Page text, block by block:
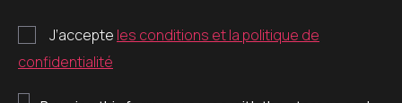
J’accepte les conditions et la politique de
confidentialité